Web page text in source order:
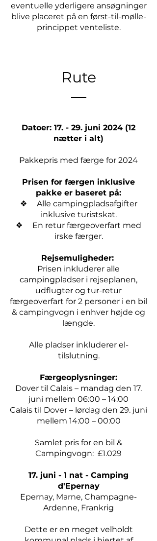
eventuelle yderligere ansøgninger
blive placeret på en først-til-mølle-
princippet venteliste.
Rute
Datoer: 17. - 29. juni 2024 (12
nætter i alt)
Pakkepris med færge for 2024
Prisen for færgen inklusive
pakke er baseret på:
❖ Alle campingpladsafgifter
inklusive turistskat.
❖ En retur færgeoverfart med
irske færger.
Rejsemuligheder:
Prisen inkluderer alle
campingpladser i rejseplanen,
udflugter og tur-retur
færgeoverfart for 2 personer i en bil
& campingvogn i enhver højde og
længde.
Alle pladser inkluderer el-
tilslutning.
Færgeoplysninger:
Dover til Calais – mandag den 17.
juni mellem 06:00 – 14:00
Calais til Dover – lørdag den 29. juni
mellem 14:00 – 00:00
Samlet pris for en bil &
Campingvogn: £1.029
17. juni - 1 nat - Camping
d'Epernay
Epernay, Marne, Champagne-
Ardenne, Frankrig
Dette er en meget velholdt